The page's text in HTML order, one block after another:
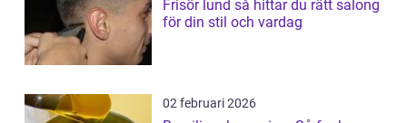
Frisör lund så hittar du rätt salong
för din stil och vardag
02 februari 2026